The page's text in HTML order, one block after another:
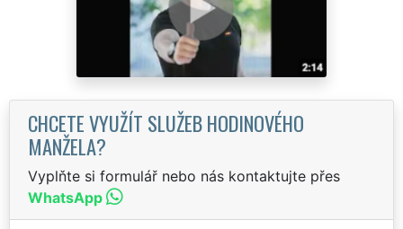
CHCETE VYUŽÍT SLUŽEB HODINOVÉHO
MANŽELA?
Vyplňte si formulář nebo nás kontaktujte přes
WhatsApp